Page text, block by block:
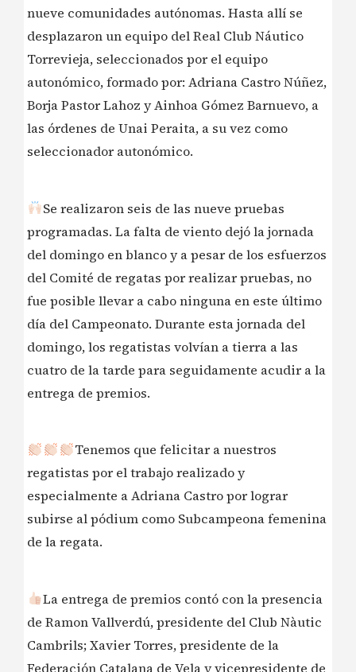
nueve comunidades autónomas. Hasta allí se
desplazaron un equipo del Real Club Náutico
Torrevieja, seleccionados por el equipo
autonómico, formado por: Adriana Castro Núñez,
Borja Pastor Lahoz y Ainhoa Gómez Barnuevo, a
las órdenes de Unai Peraita, a su vez como
seleccionador autonómico.
Se realizaron seis de las nueve pruebas
programadas. La falta de viento dejó la jornada
del domingo en blanco y a pesar de los esfuerzos
del Comité de regatas por realizar pruebas, no
fue posible llevar a cabo ninguna en este último
día del Campeonato. Durante esta jornada del
domingo, los regatistas volvían a tierra a las
cuatro de la tarde para seguidamente acudir a la
entrega de premios.
Tenemos que felicitar a nuestros
regatistas por el trabajo realizado y
especialmente a Adriana Castro por lograr
subirse al pódium como Subcampeona femenina
de la regata.
La entrega de premios contó con la presencia
de Ramon Vallverdú, presidente del Club Nàutic
Cambrils; Xavier Torres, presidente de la
Federación Catalana de Vela y vicepresidente de